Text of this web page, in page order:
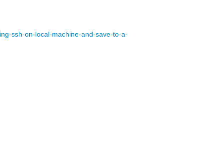
ssh-on-local-machine-and-save-to-a-